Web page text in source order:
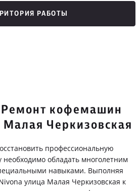
РАБОТЫ
Ремонт кофемашин
Малая Черкизовская
профессиональную
обладать многолетним
навыками. Выполняя
улица Малая Черкизовская к